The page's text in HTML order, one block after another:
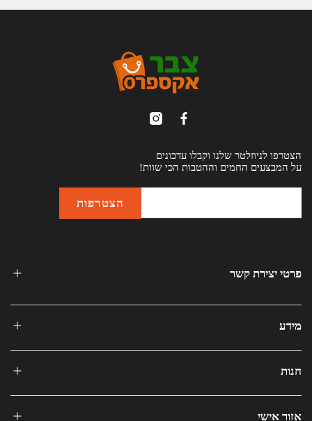
הצטרפו לניוזלטר שלנו וקבלו עדכונים
על המבצעים החמים וההטבות הכי שוות!
פרטי יצירת קשר
מידע
חנות
אזור אישי